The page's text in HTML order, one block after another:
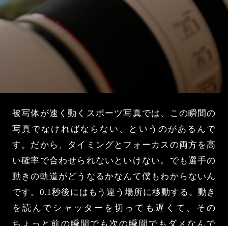
被写体が速く動くスポーツ写真では、この瞬間の
写真でなければならない、というのがあるんで
す。だから、タイミングとフォーカスの両方を高
い確率で合わせられないといけない。でも選手の
動きの軌道がどうなるかなんて僕もわからないん
です。0.1秒後にはもう違う場所に移動する。動き
を読んでシャッターを切っても遅くて、その
ちょっと前の瞬間でも次の瞬間でもダメなんで